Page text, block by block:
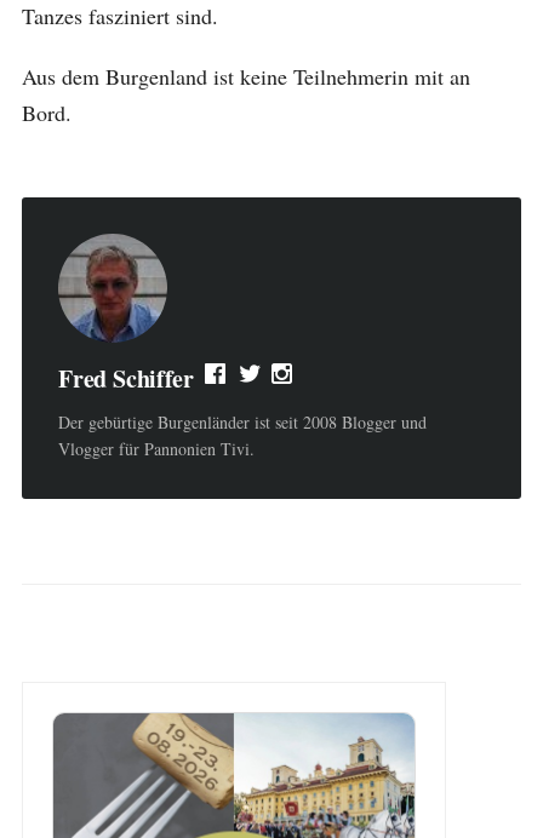
Tanzes fasziniert sind.
Aus dem Burgenland ist keine Teilnehmerin mit an
Bord.
Fred Schiffer
Der gebürtige Burgenländer ist seit 2008 Blogger und
Vlogger für Pannonien Tivi.